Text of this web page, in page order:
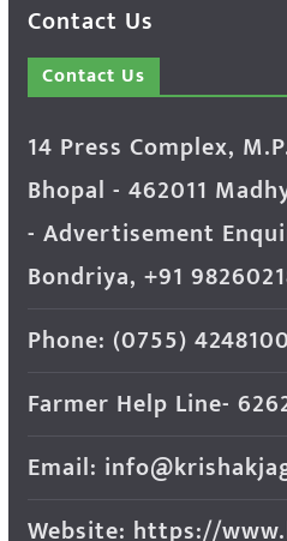
Contact Us
Contact Us
14 Press Complex,
Bhopal - 462011
- Advertisement
Bondriya, +91
Phone: (0755) 4248100
Farmer Help Line-
Email:
Website: https://